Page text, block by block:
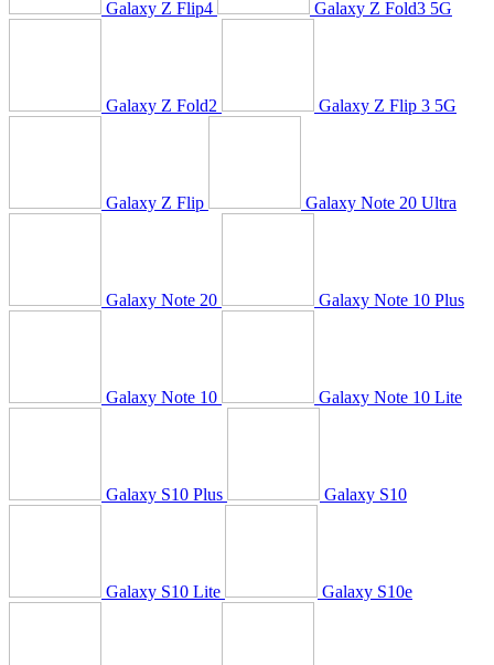
Galaxy Z Flip4 Galaxy Z Fold3 5G
Galaxy Z Fold2 Galaxy Z Flip 3 5G
Galaxy Z Flip Galaxy Note 20 Ultra
Galaxy Note 20 Galaxy Note 10 Plus
Galaxy Note 10 Galaxy Note 10 Lite
Galaxy S10 Plus Galaxy S10
Galaxy S10 Lite Galaxy S10e